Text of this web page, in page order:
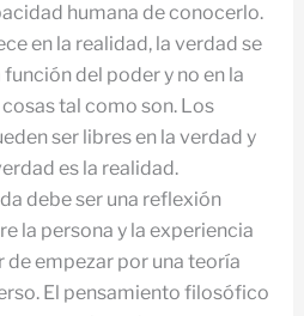
humana de conocerlo.
en la realidad, la verdad se
del poder y no en la
tal como son. Los
ser libres en la verdad y
es la realidad.
debe ser una reflexión
la persona y la experiencia
de empezar por una teoría
El pensamiento filosófico